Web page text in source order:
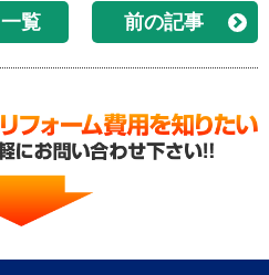
一覧 前の記事